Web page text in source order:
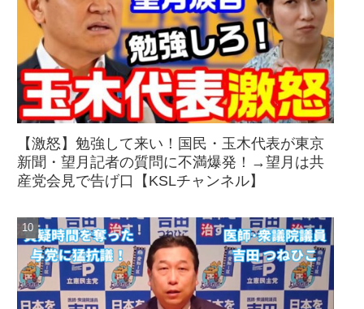
【激怒】勉強して来い！国民・玉木代表が東京
新聞・望月記者の質問に不満爆発！→望月は共
産党会見で告げ口【KSLチャンネル】